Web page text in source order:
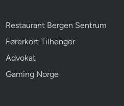
Restaurant Bergen Sentrum
Førerkort Tilhenger
Advokat
Gaming Norge